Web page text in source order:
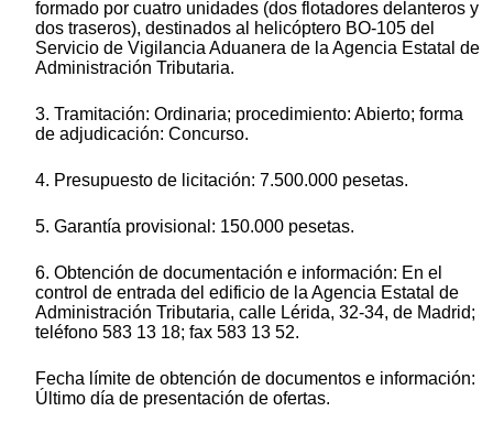
formado por cuatro unidades (dos flotadores delanteros y
dos traseros), destinados al helicóptero BO-105 del
Servicio de Vigilancia Aduanera de la Agencia Estatal de
Administración Tributaria.
3. Tramitación: Ordinaria; procedimiento: Abierto; forma
de adjudicación: Concurso.
4. Presupuesto de licitación: 7.500.000 pesetas.
5. Garantía provisional: 150.000 pesetas.
6. Obtención de documentación e información: En el
control de entrada del edificio de la Agencia Estatal de
Administración Tributaria, calle Lérida, 32-34, de Madrid;
teléfono 583 13 18; fax 583 13 52.
Fecha límite de obtención de documentos e información:
Último día de presentación de ofertas.